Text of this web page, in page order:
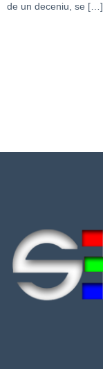
de un deceniu, se […]